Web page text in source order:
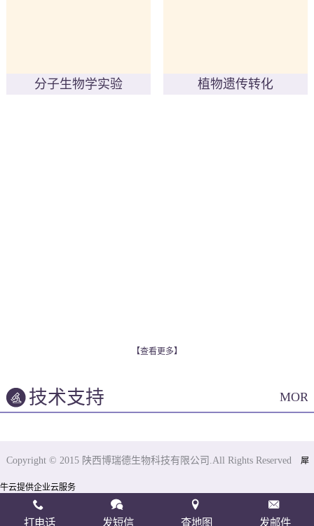
分子生物学实验 植物遗传转化
【查看更多】
技术支持
Copyright © 2015 陕西博瑞德生物科技有限公司.All Rights Reserved 犀
牛云提供企业云服务
打电话 发短信 查地图 发邮件